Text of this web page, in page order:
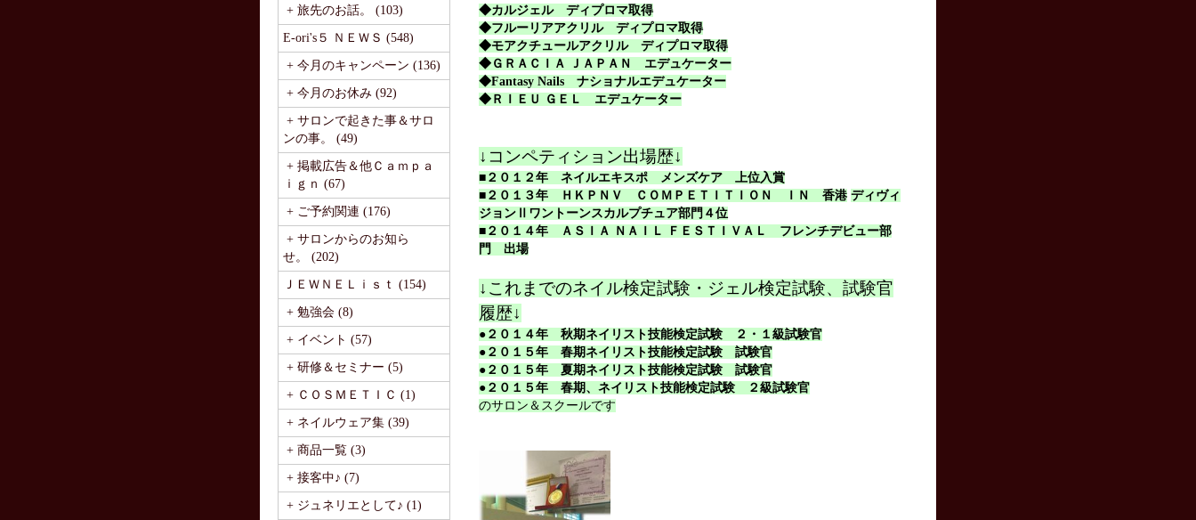
+ 旅先のお話。 (103)
E-ori's５ ＮＥＷＳ (548)
+ 今月のキャンペーン (136)
+ 今月のお休み (92)
+ サロンで起きた事＆サロ
ンの事。 (49)
+ 掲載広告＆他Ｃａｍｐａ
ｉｇｎ (67)
+ ご予約関連 (176)
+ サロンからのお知ら
せ。 (202)
ＪＥＷＮＥＬｉｓｔ (154)
+ 勉強会 (8)
+ イベント (57)
+ 研修＆セミナー (5)
+ ＣＯＳＭＥＴＩＣ (1)
+ ネイルウェア集 (39)
+ 商品一覧 (3)
+ 接客中♪ (7)
+ ジュネリエとして♪ (1)
◆カルジェル ディプロマ取得
◆フルーリアアクリル ディプロマ取得
◆モアクチュールアクリル ディプロマ取得
◆ＧＲＡＣＩＡ ＪＡＰＡＮ エデュケーター
◆Fantasy Nails ナショナルエデュケーター
◆ＲＩＥＵ ＧＥＬ エデュケーター
↓コンペティション出場歴↓
■２０１２年 ネイルエキスポ メンズケア 上位入賞
■２０１３年 ＨＫＰＮＶ ＣＯＭＰＥＴＩＴＩＯＮ ＩＮ 香港 ディヴィ
ジョンⅡワントーンスカルプチュア部門４位
■２０１４年 ＡＳＩＡ ＮＡＩＬ ＦＥＳＴＩＶＡＬ フレンチデビュー部
門 出場
↓これまでのネイル検定試験・ジェル検定試験、試験官
履歴↓
●２０１４年 秋期ネイリスト技能検定試験 ２・１級試験官
●２０１５年 春期ネイリスト技能検定試験 試験官
●２０１５年 夏期ネイリスト技能検定試験 試験官
●２０１５年 春期、ネイリスト技能検定試験 ２級試験官
のサロン＆スクールです